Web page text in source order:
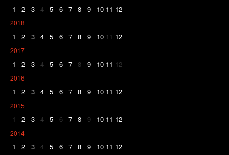
1 2 3 4 5 6 7 8 9 10 11 12
2018
1 2 3 4 5 6 7 8 9 10 11 12
2017
1 2 3 4 5 6 7 8 9 10 11 12
2016
1 2 3 4 5 6 7 8 9 10 11 12
2015
1 2 3 4 5 6 7 8 9 10 11 12
2014
1 2 3 4 5 6 7 8 9 10 11 12